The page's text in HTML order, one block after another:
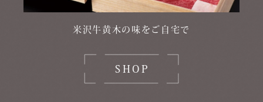
米沢牛黄木の味をご自宅で
SHOP